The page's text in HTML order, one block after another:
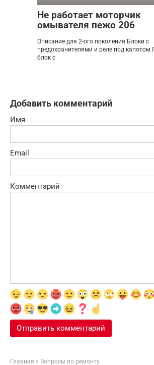
Не работает моторчик
омывателя пежо 206
Описание для 2-ого поколения Блоки с
предохранителями и реле под капотом
блок с
Добавить комментарий
Имя
Email
Комментарий
Главная » Вопросы по ремонту